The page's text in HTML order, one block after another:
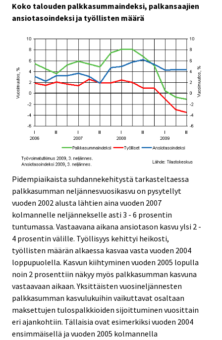
Koko talouden palkkasummaindeksi, palkansaajien
ansiotasoindeksi ja työllisten määrä
Pidempiaikaista suhdannekehitystä tarkasteltaessa
palkkasumman neljännesvuosikasvu on pysytellyt
vuoden 2002 alusta lähtien aina vuoden 2007
kolmannelle neljännekselle asti 3 - 6 prosentin
tuntumassa. Vastaavana aikana ansiotason kasvu ylsi 2 -
4 prosentin välille. Työllisyys kehittyi heikosti,
työllisten määrän alkaessa kasvaa vasta vuoden 2004
loppupuolella. Kasvun kiihtyminen vuoden 2005 lopulla
noin 2 prosenttiin näkyy myös palkkasumman kasvuna
vastaavaan aikaan. Yksittäisten vuosineljännesten
palkkasumman kasvulukuihin vaikuttavat osaltaan
maksettujen tulospalkkioiden sijoittuminen vuosittain
eri ajankohtiin. Tällaisia ovat esimerkiksi vuoden 2004
ensimmäisellä ja vuoden 2005 kolmannella